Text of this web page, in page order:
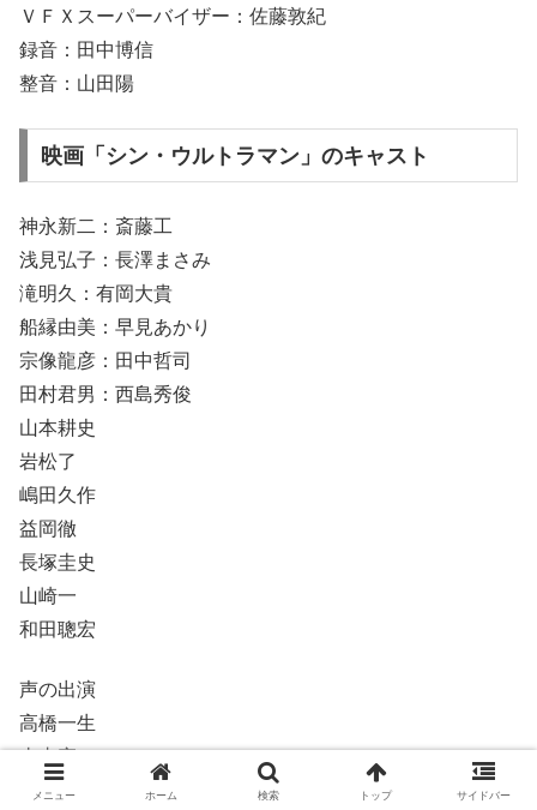
ＶＦＸスーパーバイザー：佐藤敦紀
録音：田中博信
整音：山田陽
映画「シン・ウルトラマン」のキャスト
神永新二：斎藤工
浅見弘子：長澤まさみ
滝明久：有岡大貴
船縁由美：早見あかり
宗像龍彦：田中哲司
田村君男：西島秀俊
山本耕史
岩松了
嶋田久作
益岡徹
長塚圭史
山崎一
和田聰宏
声の出演
高橋一生
山寺宏一
津田健次郎
メニュー ホーム 検索 トップ サイドバー